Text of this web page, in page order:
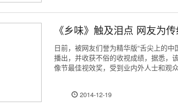
《乡味》触及泪点 网友为
日前，被网友们誉为精华版“舌尖上的
播出，并收获不俗的收视成绩，据悉，
像节最佳视效奖，受到业内外人士和观
2014-12-19